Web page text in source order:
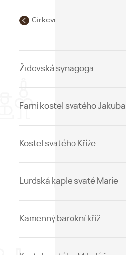
Církevní / poutní turistika
Židovská synagoga
Farní kostel svatého
Kostel svatého Kříže
Lurdská kaple svaté Marie
Kamenný barokní kříž